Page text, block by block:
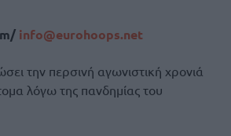
info@eurohoops.net
την περσινή αγωνιστική χρονιά
λόγω της πανδημίας του